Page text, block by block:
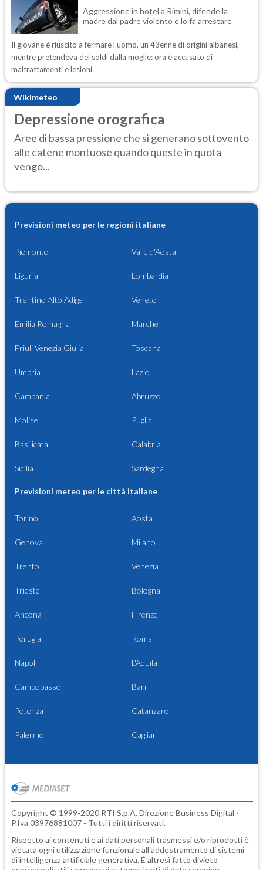
Aggressione in hotel a Rimini, difende la
madre dal padre violento e lo fa arrestare
Il giovane è riuscito a fermare l'uomo, un 43enne di origini albanesi,
mentre pretendeva dei soldi dalla moglie: ora è accusato di
maltrattamenti e lesioni
Wikimeteo
Depressione orografica
Aree di bassa pressione che si generano sottovento
alle catene montuose quando queste in quota
vengo...
Previsioni meteo per le regioni italiane
Piemonte Valle d'Aosta
Liguria Lombardia
Trentino Alto Adige Veneto
Emilia Romagna Marche
Friuli Venezia Giulia Toscana
Umbria Lazio
Campania Abruzzo
Molise Puglia
Basilicata Calabria
Sicilia Sardegna
Previsioni meteo per le città italiane
Torino Aosta
Genova Milano
Trento Venezia
Trieste Bologna
Ancona Firenze
Perugia Roma
Napoli L'Aquila
Campobasso Bari
Potenza Catanzaro
Palermo Cagliari
Copyright © 1999-2020 RTI S.p.A. Direzione Business Digital -
P.Iva 03976881007 - Tutti i diritti riservati.
Rispetto ai contenuti e ai dati personali trasmessi e/o riprodotti è
vietata ogni utilizzazione funzionale all'addestramento di sistemi
di intelligenza artificiale generativa. È altresì fatto divieto